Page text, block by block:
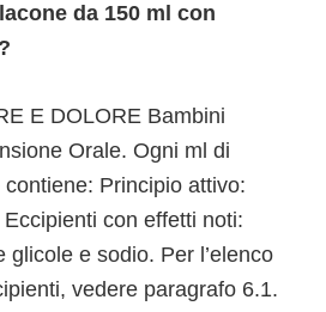
da 150 ml con
E DOLORE Bambini
Orale. Ogni ml di
Principio attivo:
con effetti noti:
glicole e sodio. Per l’elenco
vedere paragrafo 6.1.